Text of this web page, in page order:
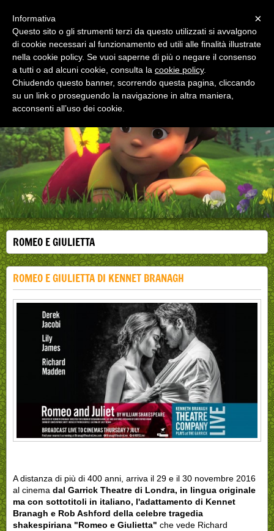
EDUCAZIONE ALLA SALUTE
Corsi, convegni e didattica di formazione e
aggiornamento per operatori della salute
ROMEO E GIULIETTA
ROMEO E GIULIETTA DI KENNET BRANAGH
A distanza di più di 400 anni, arriva il 29 e il 30 novembre 2016
al cinema dal Garrick Theatre di Londra, in lingua originale
ma con sottotitoli in italiano, l'adattamento di Kennet
Branagh e Rob Ashford della celebre tragedia
shakespiriana "Romeo e Giulietta" che vede Richard
×
Informativa
Questo sito o gli strumenti terzi da questo utilizzati si avvalgono
di cookie necessari al funzionamento ed utili alle finalità illustrate
nella cookie policy. Se vuoi saperne di più o negare il consenso
a tutti o ad alcuni cookie, consulta la cookie policy.
Chiudendo questo banner, scorrendo questa pagina, cliccando
su un link o proseguendo la navigazione in altra maniera,
acconsenti all’uso dei cookie.